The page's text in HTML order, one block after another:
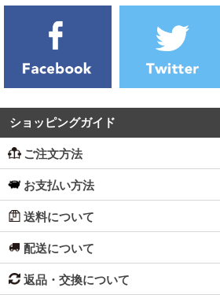
ショッピングガイド
ご注文方法
お支払い方法
送料について
配送について
返品・交換について